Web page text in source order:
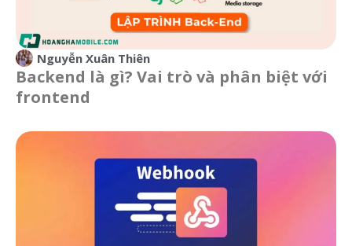
Nguyễn Xuân Thiên
Backend là gì? Vai trò và phân biệt với
frontend